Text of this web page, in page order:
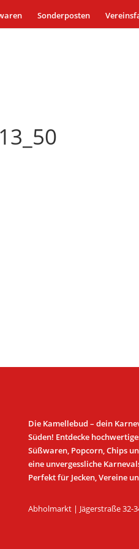
Sonderposten
Die Kamellebud – dein
Süden! Entdecke
Süßwaren, Popcorn, Chips
eine unvergessliche
Perfekt für Jecken, Vereine
Abholmarkt | Jägerstraße 32-